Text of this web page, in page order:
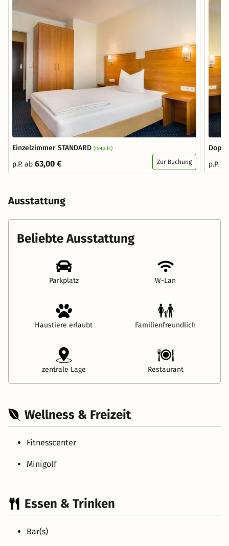
Einzelzimmer STANDARD (Details)
p.P. ab 63,00 € Zur Buchung
p.P.
Ausstattung
Beliebte Ausstattung
Parkplatz W-Lan
Haustiere erlaubt Familienfreundlich
zentrale Lage Restaurant
Wellness & Freizeit
Fitnesscenter
Minigolf
Essen & Trinken
Bar(s)